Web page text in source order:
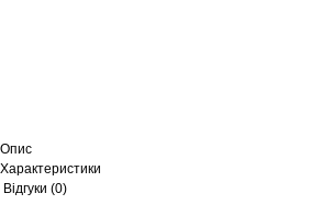
Опис
Характеристики
Відгуки (0)